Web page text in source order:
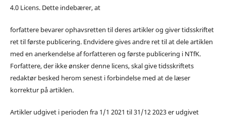
4.0 Licens. Dette indebærer, at
forfattere bevarer ophavsretten til deres artikler og giver tidsskriftet
ret til første publicering. Endvidere gives andre ret til at dele artiklen
med en anerkendelse af forfatteren og første publicering i NTfK.
Forfattere, der ikke ønsker denne licens, skal give tidsskriftets
redaktør besked herom senest i forbindelse med at de læser
korrektur på artiklen.
Artikler udgivet i perioden fra 1/1 2021 til 31/12 2023 er udgivet